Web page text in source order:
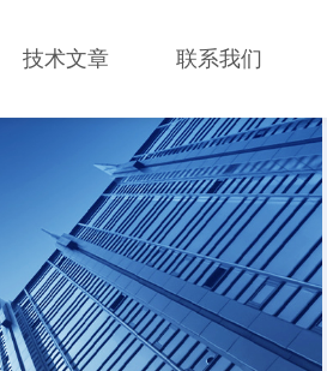
技术文章 联系我们